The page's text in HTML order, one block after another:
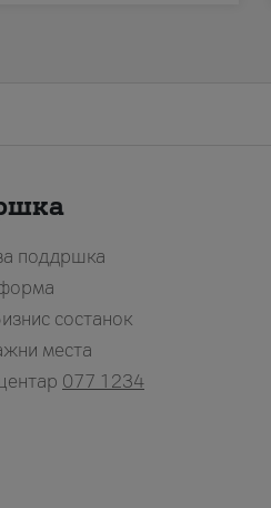
поддршка
состанок
места
077 1234